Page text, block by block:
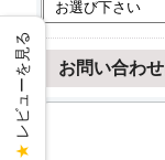
お問い合わ
★
レビューを見る